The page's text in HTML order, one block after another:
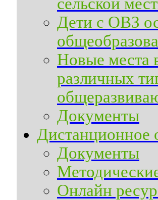
Дети с ОВЗ
Новые места
различных
Документы
Дистанционное
Документы
Онлайн